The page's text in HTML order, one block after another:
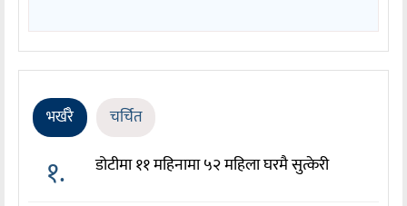
भर्खरै चर्चित
१. डोटीमा ११ महिनामा ५२ महिला घरमै सुत्केरी